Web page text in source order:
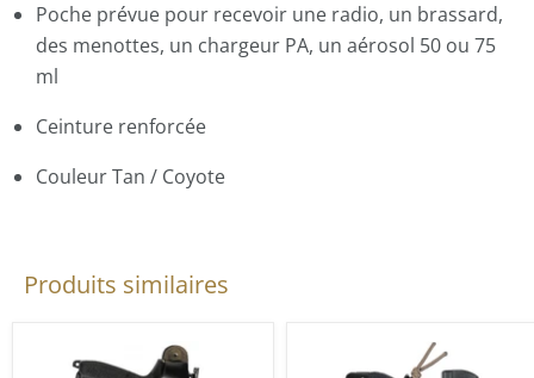
Poche prévue pour recevoir une radio, un brassard,
des menottes, un chargeur PA, un aérosol 50 ou 75
ml
Ceinture renforcée
Couleur Tan / Coyote
Produits similaires